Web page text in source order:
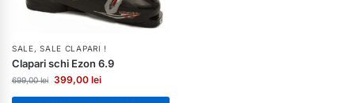
SALE,SALE CLAPARI !
Clapari schi Ezon 6.9
699,00lei 399,00 lei